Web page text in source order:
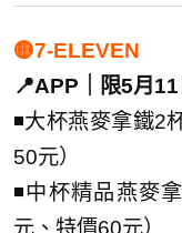
🟡7-ELEVEN
📍APP｜限5月11
◾大杯燕麥拿鐵2
50元）
◾中杯精品燕麥